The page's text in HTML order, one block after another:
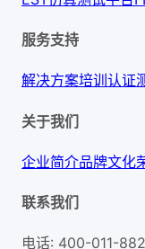
服务支持
解决方案培训认证
关于我们
企业简介品牌文化
联系我们
电话: 400-011-